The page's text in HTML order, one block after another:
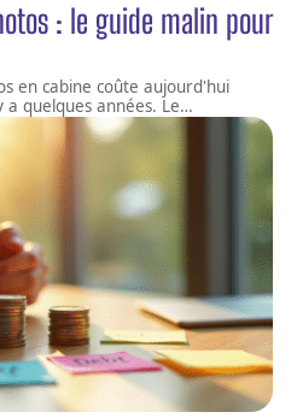
: le guide malin pour
en cabine coûte aujourd'hui
quelques années. Le…